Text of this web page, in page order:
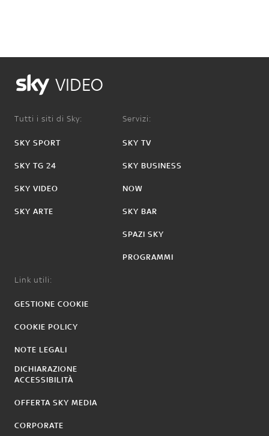
VIDEO
Tutti i siti di Sky:
SKY SPORT
SKY TG 24
SKY VIDEO
SKY ARTE
Servizi:
SKY TV
SKY BUSINESS
NOW
SKY BAR
SPAZI SKY
PROGRAMMI
Link utili:
GESTIONE COOKIE
COOKIE POLICY
NOTE LEGALI
DICHIARAZIONE
ACCESSIBILITÀ
OFFERTA SKY MEDIA
CORPORATE